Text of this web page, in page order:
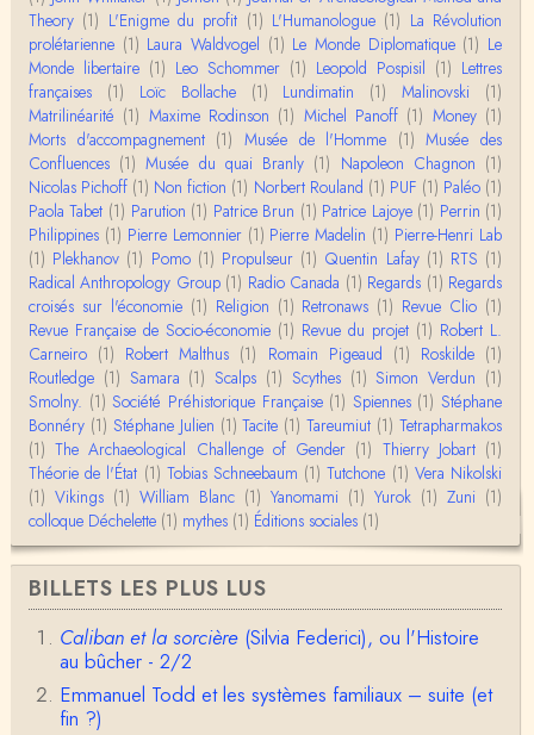
Affligeant, ce documentaire. Ca me fait me deman
der : est-ce que tenter de revoir l'histoire des…
Boudjemaa Sedira
Merci pour cet article méthodique. En effet, les "b
âtons-à-fouir" qu'on a pu trouver a…
Momo
BonjourCette question de la remise en cause de l'i
mage classique de sociétés vivant essentiellem…
Anonymous
Merci pour votre conférence au collège de France
sur les femmes préhistoriques et la chasse, très c
l…
Anonymous
Bonjour,Merci pour l'article.Vous dîtes : "Pourquoi,
en tant qu’êtres humains, devrions-nou…
Christophe Darmangeat
Envoyez moi un mail : cdarmangeat@gmail.com
anne hebrard
Bonjour, peut-on trouver maintenant le manuscrit d'Al
ain Testart de 2009, souvent cité ?
Claude Julien
Bonjour Monsieur,Récent abonné à votre blog, je vi
ens de lire votre dernière publication, qui m’a be…
Theory (1) L'Enigme du profit (1) L'Humanologue (1) La Révolution
prolétarienne (1) Laura Waldvogel (1) Le Monde Diplomatique (1) Le
Monde libertaire (1) Leo Schommer (1) Leopold Pospisil (1) Lettres
françaises
(1) Loïc Bollache (1) Lundimatin (1) Malinovski
(1)
Matrilinéarité (1) Maxime Rodinson (1) Michel Panoff (1) Money (1)
Morts d'accompagnement (1) Musée de l'Homme (1) Musée des
Confluences (1) Musée du quai Branly (1) Napoleon Chagnon (1)
Nicolas Pichoff (1) Non fiction (1) Norbert Rouland (1) PUF (1) Paléo (1)
Paola Tabet (1) Parution (1) Patrice Brun (1) Patrice Lajoye (1) Perrin (1)
Philippines (1) Pierre Lemonnier (1) Pierre Madelin (1) Pierre-Henri Lab
(1) Plekhanov (1) Pomo (1) Propulseur (1) Quentin Lafay (1) RTS (1)
Radical Anthropology Group (1) Radio Canada (1) Regards (1) Regards
croisés sur l'économie (1) Religion (1) Retronaws (1) Revue Clio (1)
Revue Française de Socio-économie (1) Revue du projet (1) Robert L.
Carneiro (1) Robert Malthus (1) Romain Pigeaud (1) Roskilde (1)
Routledge (1) Samara (1) Scalps (1) Scythes (1) Simon Verdun (1)
Smolny. (1) Société Préhistorique Française (1) Spiennes (1) Stéphane
Bonnéry (1) Stéphane Julien (1) Tacite (1) Tareumiut (1) Tetrapharmakos
(1) The Archaeological Challenge of Gender (1) Thierry Jobart (1)
Théorie de l'État (1) Tobias Schneebaum (1) Tutchone (1) Vera Nikolski
(1) Vikings (1) William Blanc (1) Yanomami (1) Yurok (1) Zuni (1)
colloque Déchelette (1) mythes (1) Éditions sociales (1)
BILLETS LES PLUS LUS
Caliban et la sorcière(Silvia Federici), ou l'Histoire
au bûcher - 2/2
Emmanuel Todd et les systèmes familiaux – suite (et
fin ?)